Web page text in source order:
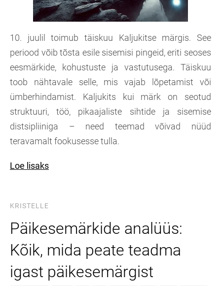
10. juulil toimub täiskuu Kaljukitse märgis. See
periood võib tõsta esile sisemisi pingeid, eriti seoses
eesmärkide, kohustuste ja vastutusega. Täiskuu
toob nähtavale selle, mis vajab lõpetamist või
ümberhindamist. Kaljukits kui märk on seotud
struktuuri, töö, pikaajaliste sihtide ja sisemise
distsipliiniga – need teemad võivad nüüd
teravamalt fookusesse tulla.
Loe lisaks
KRISTELLE
Päikesemärkide analüüs:
Kõik, mida peate teadma
igast päikesemärgist